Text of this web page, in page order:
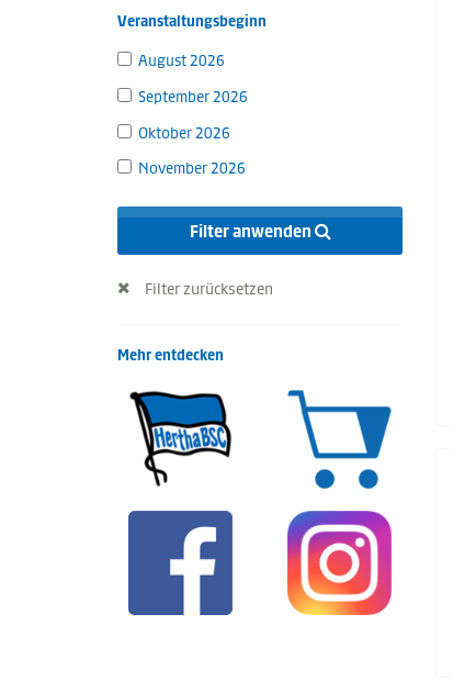
Veranstaltungsbeginn
August 2026
September 2026
Oktober 2026
November 2026
Filter anwenden
Filter zurücksetzen
Mehr entdecken